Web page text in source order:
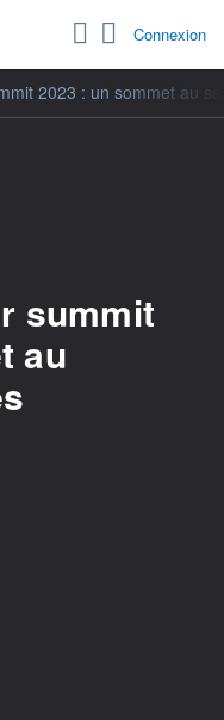
Connexion
2023 : un sommet au
summit
au